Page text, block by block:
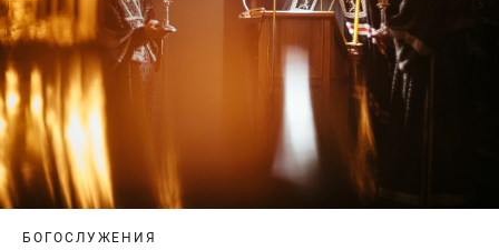
БОГОСЛУЖЕНИЯ